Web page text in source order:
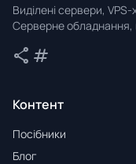
Виділені сервери,
Серверне обладнання,
share Поділитися
tag
Контент
Посібники
Блог